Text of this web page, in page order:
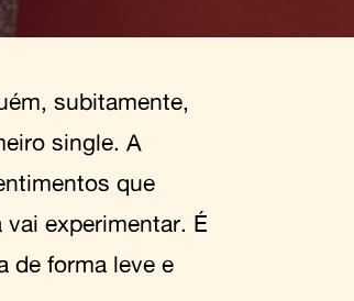
subitamente,
single. A
que
experimentar. É
de forma leve e